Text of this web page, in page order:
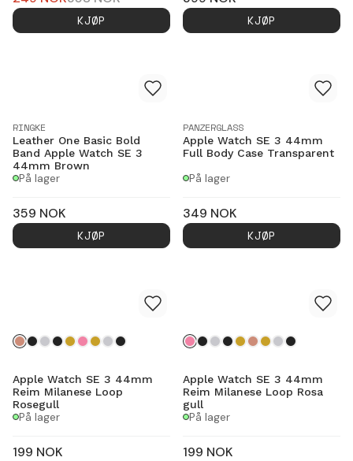
KJØP
KJØP
RINGKE
Leather One Basic Bold
Band Apple Watch SE 3
44mm Brown
På lager
359 NOK
KJØP
PANZERGLASS
Apple Watch SE 3 44mm
Full Body Case Transparent
På lager
349 NOK
KJØP
Apple Watch SE 3 44mm
Reim Milanese Loop
Rosegull
På lager
199 NOK
Apple Watch SE 3 44mm
Reim Milanese Loop Rosa
gull
På lager
199 NOK